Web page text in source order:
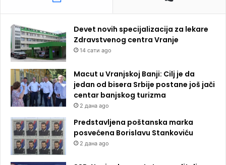
Devet novih specijalizacija za lekare
Zdravstvenog centra Vranje
14 сати ago
Macut u Vranjskoj Banji: Cilj je da
jedan od bisera Srbije postane još jači
centar banjskog turizma
2 дана ago
Predstavljena poštanska marka
posvećena Borislavu Stankoviću
2 дана ago